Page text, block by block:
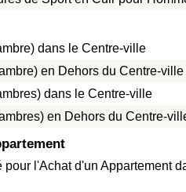
dans le Centre-ville
en Dehors du Centre-ville
dans le Centre-ville
en Dehors du Centre-
pour l'Achat d'un Appartement